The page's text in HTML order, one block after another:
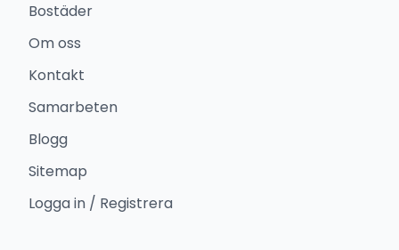
Bostäder
Om oss
Kontakt
Samarbeten
Blogg
Sitemap
Logga in / Registrera